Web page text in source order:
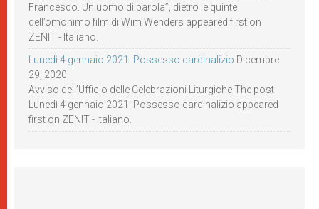
Francesco. Un uomo di parola”, dietro le quinte
dell’omonimo film di Wim Wenders appeared first on
ZENIT - Italiano.
Lunedì 4 gennaio 2021: Possesso cardinalizio Dicembre
29, 2020
Avviso dell’Ufficio delle Celebrazioni Liturgiche The post
Lunedì 4 gennaio 2021: Possesso cardinalizio appeared
first on ZENIT - Italiano.